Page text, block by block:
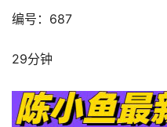
编号：687
29分钟